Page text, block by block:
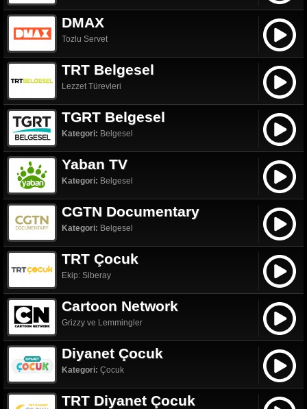
DMAX
Tozlu Servet
TRT Belgesel
Lezzet Türevleri
TGRT Belgesel
Kategori: Belgesel
Yaban TV
Kategori: Belgesel
CGTN Documentary
Kategori: Belgesel
TRT Çocuk
Ekip: Siberay
Cartoon Network
Grizzy ve Lemmingler
Diyanet Çocuk
Kategori: Çocuk
TRT Diyanet Çocuk